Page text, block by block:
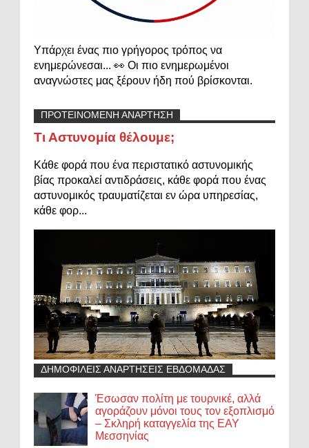
Υπάρχει ένας πιο γρήγορος τρόπος να
ενημερώνεσαι... 👀 Οι πιο ενημερωμένοι
αναγνώστες μας ξέρουν ήδη πού βρίσκονται.
ΠΡΟΤΕΙΝΟΜΕΝΗ ΑΝΑΡΤΗΣΗ
Τι Αστυνομία θέλουμε;
Κάθε φορά που ένα περιστατικό αστυνομικής
βίας προκαλεί αντιδράσεις, κάθε φορά που ένας
αστυνομικός τραυματίζεται εν ώρα υπηρεσίας,
κάθε φορ...
ΔΗΜΟΦΙΛΕΙΣ ΑΝΑΡΤΗΣΕΙΣ ΕΒΔΟΜΑΔΑΣ
Έσωσαν πολίτη με τουρνικέ, αλλά
αγοράζουν μόνοι τους τον εξοπλισμό
– Σκληρή καταγγελία της ΕΑΥ
Μεσσηνίας